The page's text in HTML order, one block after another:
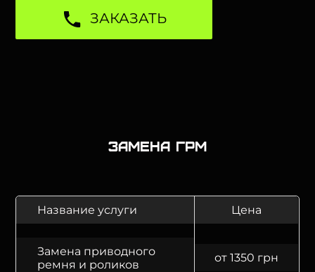
ЗАКАЗАТЬ
Замена ГРМ
Название услуги Цена
Замена приводного
ремня и роликов
от 1350 грн